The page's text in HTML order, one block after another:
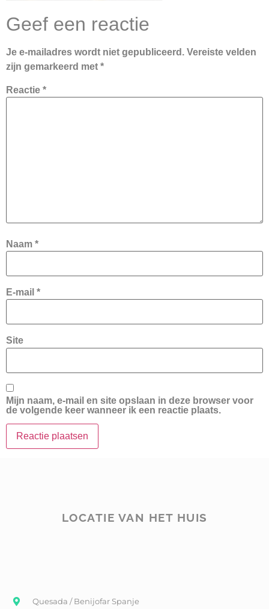
Geef een reactie
Je e-mailadres wordt niet gepubliceerd. Vereiste velden
zijn gemarkeerd met *
Reactie *
Naam *
E-mail *
Site
Mijn naam, e-mail en site opslaan in deze browser voor
de volgende keer wanneer ik een reactie plaats.
LOCATIE VAN HET HUIS
Quesada / Benijofar Spanje